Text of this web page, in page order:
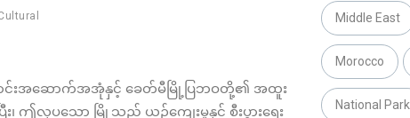
ဟောင်းအဆောက်အအုံနှင့် ခေတ်မီမြို့ပြဘဝတို့၏ အထူး
၊ ဤလှပသော မြို့သည် ယဉ်ကျေးမှုနှင့် စီးပွားရေး
Middle East
Morocco
National Park